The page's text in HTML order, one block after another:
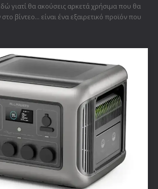
γιατί θα ακούσεις αρκετά χρήσιμα που θα
βίντεο... είναι ένα εξαιρετικό προϊόν που